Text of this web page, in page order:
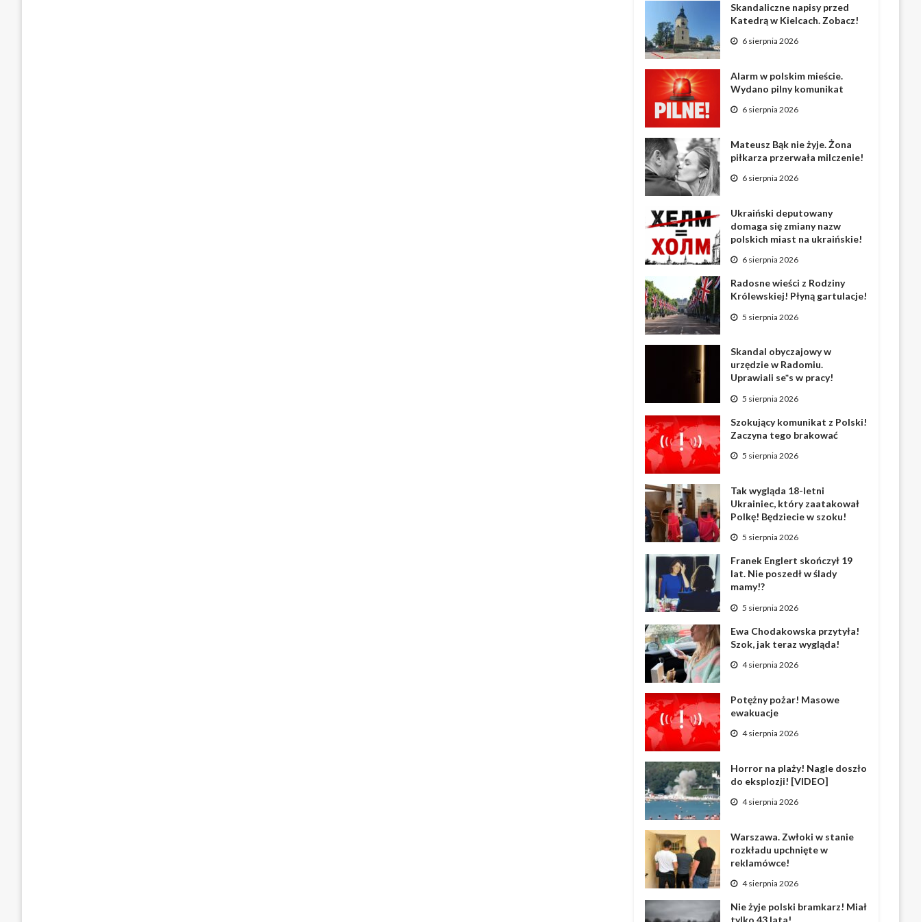
Skandaliczne napisy przed
Katedrą w Kielcach. Zobacz!
6 sierpnia 2026
Alarm w polskim mieście.
Wydano pilny komunikat
6 sierpnia 2026
Mateusz Bąk nie żyje. Żona
piłkarza przerwała milczenie!
6 sierpnia 2026
Ukraiński deputowany
domaga się zmiany nazw
polskich miast na ukraińskie!
6 sierpnia 2026
Radosne wieści z Rodziny
Królewskiej! Płyną gartulacje!
5 sierpnia 2026
Skandal obyczajowy w
urzędzie w Radomiu.
Uprawiali se*s w pracy!
5 sierpnia 2026
Szokujący komunikat z Polski!
Zaczyna tego brakować
5 sierpnia 2026
Tak wygląda 18-letni
Ukrainiec, który zaatakował
Polkę! Będziecie w szoku!
5 sierpnia 2026
Franek Englert skończył 19
lat. Nie poszedł w ślady
mamy!?
5 sierpnia 2026
Ewa Chodakowska przytyła!
Szok, jak teraz wygląda!
4 sierpnia 2026
Potężny pożar! Masowe
ewakuacje
4 sierpnia 2026
Horror na plaży! Nagle doszło
do eksplozji! [VIDEO]
4 sierpnia 2026
Warszawa. Zwłoki w stanie
rozkładu upchnięte w
reklamówce!
4 sierpnia 2026
Nie żyje polski bramkarz! Miał